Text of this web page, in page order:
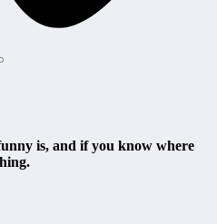
is, and if you know where